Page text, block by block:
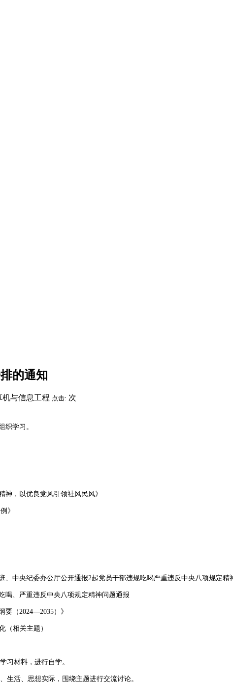
的通知
机与信息工程 点击: 次
学习。
，以优良党风引领社风民风》
》
中央纪委办公厅公开通报2起党员干部违规吃喝严重违反中央八项规定精
、严重违反中央八项规定精神问题通报
（2024—2035）》
相关主题）
材料，进行自学。
活、思想实际，围绕主题进行交流讨论。